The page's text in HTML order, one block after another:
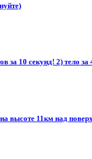
10 секунд! 2) тело
высоте 11км над